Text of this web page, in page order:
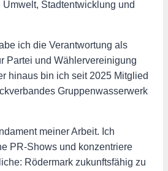
Stadtentwicklung und
ich die Verantwortung als
Partei und Wählervereinigung
hinaus bin ich seit 2025 Mitglied
Gruppenwasserwerk
meiner Arbeit. Ich
PR-Shows und konzentriere
Rödermark zukunftsfähig zu